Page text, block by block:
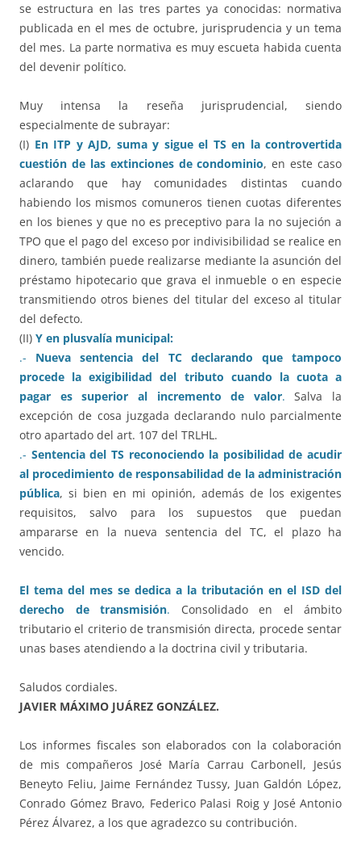
se estructura en las tres partes ya conocidas: normativa
publicada en el mes de octubre, jurisprudencia y un tema
del mes. La parte normativa es muy escueta habida cuenta
del devenir político.
Muy intensa la reseña jurisprudencial, siendo
especialmente de subrayar:
(I) En ITP y AJD, suma y sigue el TS en la controvertida
cuestión de las extinciones de condominio, en este caso
aclarando que hay comunidades distintas cuando
habiendo los mismos comuneros tienen cuotas diferentes
en los bienes y que no es preceptivo para la no sujeción a
TPO que el pago del exceso por indivisibilidad se realice en
dinero, también puede realizarse mediante la asunción del
préstamo hipotecario que grava el inmueble o en especie
transmitiendo otros bienes del titular del exceso al titular
del defecto.
(II) Y en plusvalía municipal:
.- Nueva sentencia del TC declarando que tampoco
procede la exigibilidad del tributo cuando la cuota a
pagar es superior al incremento de valor. Salva la
excepción de cosa juzgada declarando nulo parcialmente
otro apartado del art. 107 del TRLHL.
.- Sentencia del TS reconociendo la posibilidad de acudir
al procedimiento de responsabilidad de la administración
pública, si bien en mi opinión, además de los exigentes
requisitos, salvo para los supuestos que puedan
ampararse en la nueva sentencia del TC, el plazo ha
vencido.
El tema del mes se dedica a la tributación en el ISD del
derecho de transmisión. Consolidado en el ámbito
tributario el criterio de transmisión directa, procede sentar
unas bases atendiendo a la doctrina civil y tributaria.
Saludos cordiales.
JAVIER MÁXIMO JUÁREZ GONZÁLEZ.
Los informes fiscales son elaborados con la colaboración
de mis compañeros José María Carrau Carbonell, Jesús
Beneyto Feliu, Jaime Fernández Tussy, Juan Galdón López,
Conrado Gómez Bravo, Federico Palasi Roig y José Antonio
Pérez Álvarez, a los que agradezco su contribución.